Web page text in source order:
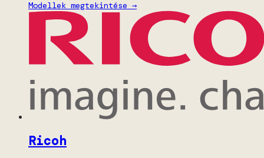
Modellek megtekintése →
Ricoh